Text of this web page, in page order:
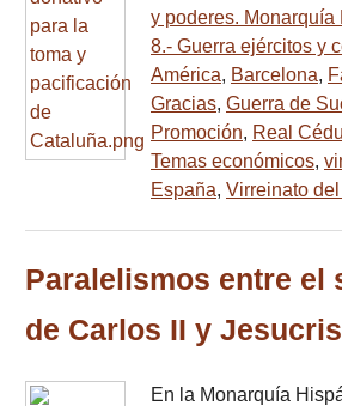
y poderes.
8.- Guerra ejércitos y
América, Barcelona,
Gracias, Guerra de
Promoción, Real
Temas económicos,
España, Virreinato
Paralelismos entre el
de Carlos II y
En la Monarquía